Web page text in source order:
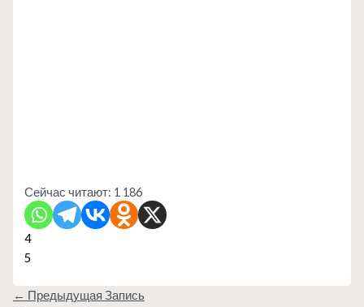
Сейчас читают: 1 186
4
5
← Предыдущая Запись